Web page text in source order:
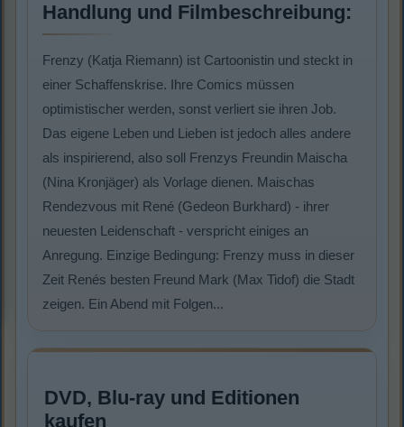
Handlung und Filmbeschreibung:
Frenzy (Katja Riemann) ist Cartoonistin und steckt in
einer Schaffenskrise. Ihre Comics müssen
optimistischer werden, sonst verliert sie ihren Job.
Das eigene Leben und Lieben ist jedoch alles andere
als inspirierend, also soll Frenzys Freundin Maischa
(Nina Kronjäger) als Vorlage dienen. Maischas
Rendezvous mit René (Gedeon Burkhard) - ihrer
neuesten Leidenschaft - verspricht einiges an
Anregung. Einzige Bedingung: Frenzy muss in dieser
Zeit Renés besten Freund Mark (Max Tidof) die Stadt
zeigen. Ein Abend mit Folgen...
DVD, Blu-ray und Editionen
kaufen